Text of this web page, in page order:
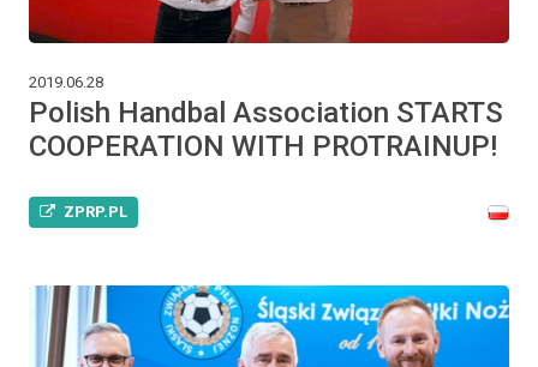
2019.06.28
Polish Handbal Association STARTS
COOPERATION WITH PROTRAINUP!
ZPRP.PL